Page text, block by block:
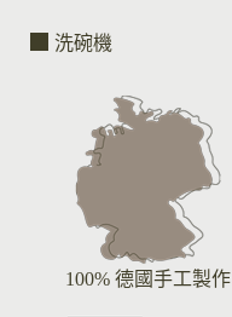
洗碗機
100% 德國手工製作